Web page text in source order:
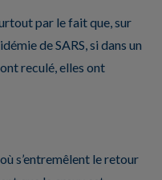
par le fait que, sur
de SARS, si dans un
reculé, elles ont
s’entremêlent le retour